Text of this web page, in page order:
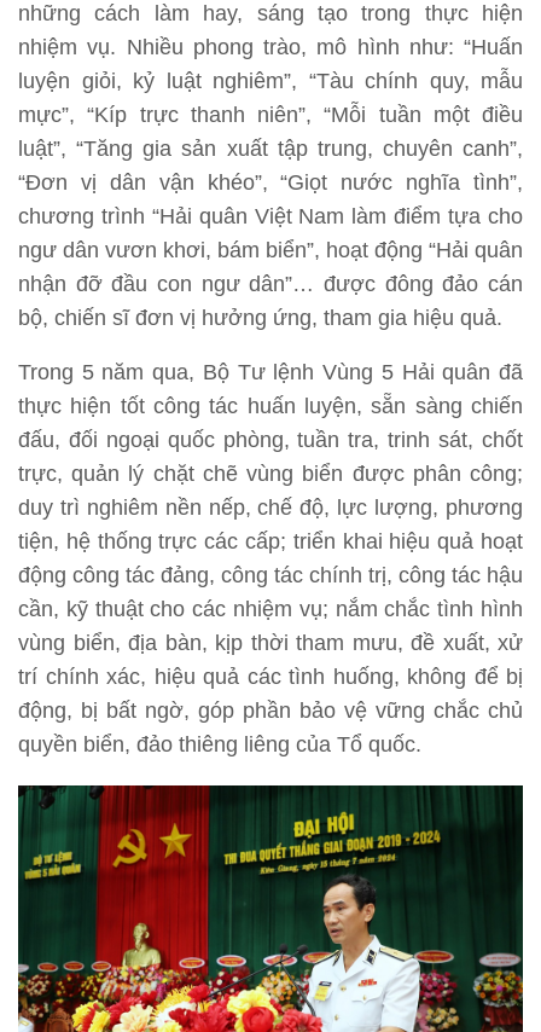
những cách làm hay, sáng tạo trong thực hiện
nhiệm vụ. Nhiều phong trào, mô hình như: “Huấn
luyện giỏi, kỷ luật nghiêm”, “Tàu chính quy, mẫu
mực”, “Kíp trực thanh niên”, “Mỗi tuần một điều
luật”, “Tăng gia sản xuất tập trung, chuyên canh”,
“Đơn vị dân vận khéo”, “Giọt nước nghĩa tình”,
chương trình “Hải quân Việt Nam làm điểm tựa cho
ngư dân vươn khơi, bám biển”, hoạt động “Hải quân
nhận đỡ đầu con ngư dân”… được đông đảo cán
bộ, chiến sĩ đơn vị hưởng ứng, tham gia hiệu quả.
Trong 5 năm qua, Bộ Tư lệnh Vùng 5 Hải quân đã
thực hiện tốt công tác huấn luyện, sẵn sàng chiến
đấu, đối ngoại quốc phòng, tuần tra, trinh sát, chốt
trực, quản lý chặt chẽ vùng biển được phân công;
duy trì nghiêm nền nếp, chế độ, lực lượng, phương
tiện, hệ thống trực các cấp; triển khai hiệu quả hoạt
động công tác đảng, công tác chính trị, công tác hậu
cần, kỹ thuật cho các nhiệm vụ; nắm chắc tình hình
vùng biển, địa bàn, kịp thời tham mưu, đề xuất, xử
trí chính xác, hiệu quả các tình huống, không để bị
động, bị bất ngờ, góp phần bảo vệ vững chắc chủ
quyền biển, đảo thiêng liêng của Tổ quốc.